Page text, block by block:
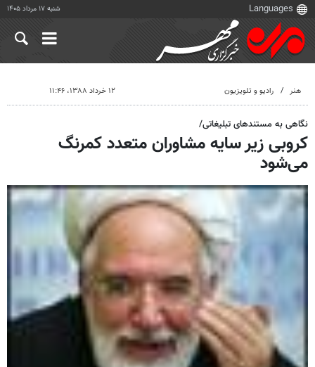
شنبه ۱۷ مرداد ۱۴۰۵
هنر رادیو و تلویزیون ۱۲ خرداد ۱۳۸۸، ۱۱:۴۶
نگاهی به مستندهای تبلیغاتی/
کروبی زیر سایه مشاوران متعدد کمرنگ
می‌شود